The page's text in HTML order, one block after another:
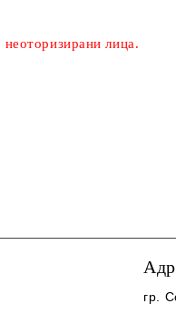
лица.
гр.